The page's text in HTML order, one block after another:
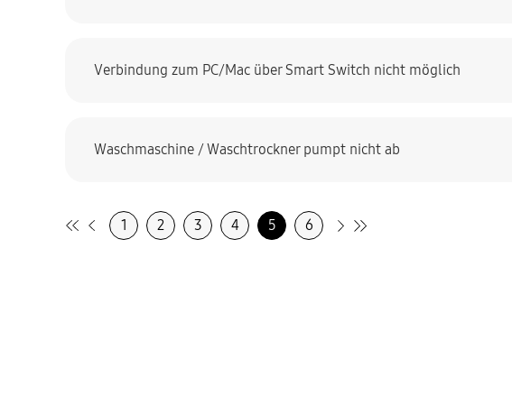
Verbindung zum PC/Mac über Smart Switch nicht möglich
Waschmaschine / Waschtrockner pumpt nicht ab
1 2 3 4 5 6